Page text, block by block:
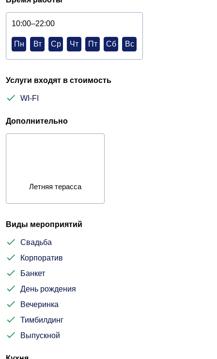
10:00–22:00
Пн Вт Ср Чт Пт Сб Вс
Услуги входят в стоимость
WI-FI
Дополнительно
Летняя терасса
Виды мероприятий
Свадьба
Корпоратив
Банкет
День рождения
Вечеринка
Тимбилдинг
Выпускной